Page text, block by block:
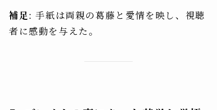
補足: 手紙は両親の葛藤と愛情を映し、視聴
者に感動を与えた。